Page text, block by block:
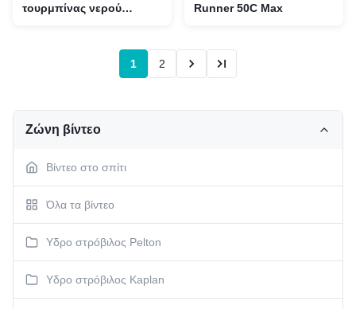
τουρμπίνας νερού
Runner 50C Max
1 2
Ζώνη βίντεο
Βίντεο στο σπίτι
Όλα τα βίντεο
Υδρο στρόβιλος Pelton
Υδρο στρόβιλος Kaplan